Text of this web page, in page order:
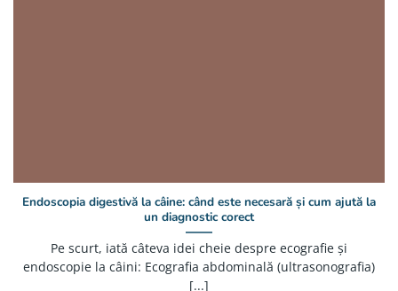
Endoscopia digestivă la câine: când este necesară și cum ajută la
un diagnostic corect
Pe scurt, iată câteva idei cheie despre ecografie și
endoscopie la câini: Ecografia abdominală (ultrasonografia)
[...]